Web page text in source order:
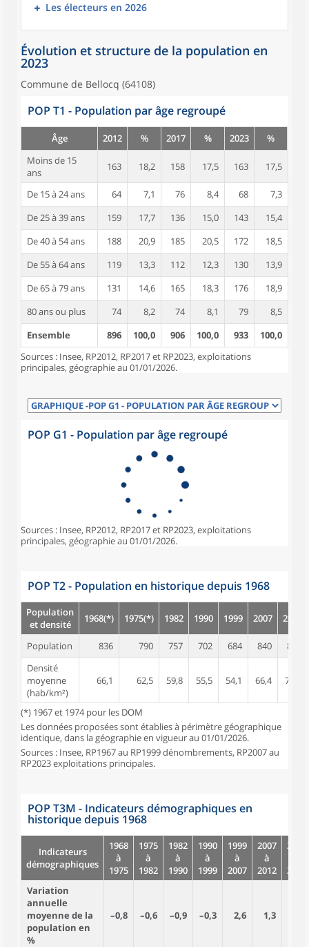
Les électeurs en 2026
Évolution et structure de la population en
2023
Commune de Bellocq (64108)
POP T1 - Population par âge regroupé
Âge 2012 % 2017 % 2023
%
Moins de 15
ans
163 18,2 158 17,5 163 17,5
De 15 à 24 ans 64 7,1 76 8,4 68
7,3
De 25 à 39 ans
159 17,7 136 15,0 143
15,4
De 40 à 54 ans
188 20,9 185 20,5 172
18,5
De 55 à 64 ans
119 13,3 112 12,3 130
13,9
De 65 à 79 ans
131 14,6 165 18,3 176
18,9
80 ans ou plus
74 8,2 74 8,1 79
8,5
Ensemble
896 100,0 906 100,0 933
100,0
Sources : Insee, RP2012, RP2017 et RP2023, exploitations
principales, géographie au 01/01/2026.
POP G1 - Population par âge regroupé
Sources : Insee, RP2012, RP2017 et RP2023, exploitations
principales, géographie au 01/01/2026.
POP T2 - Population en historique depuis 1968
Population
et densité
1968(*) 1975(*) 1982 1990 1999 2007 2012
Population 836 790 757 702 684 840
896
Densité
moyenne
(hab/km²)
66,1 62,5 59,8 55,5 54,1 66,4 70,8
(*) 1967 et 1974 pour les DOM
Les données proposées sont établies à périmètre géographique
identique, dans la géographie en vigueur au 01/01/2026.
Sources : Insee, RP1967 au RP1999 dénombrements, RP2007 au
RP2023 exploitations principales.
POP T3M - Indicateurs démographiques en
historique depuis 1968
Indicateurs
démographiques
1968
à
1975
1975
à
1982
1982
à
1990
1990
à
1999
1999
à
2007
2007
à
2012
2012
2017
Variation
annuelle
moyenne de la
population en
%
–0,8 –0,6 –0,9 –0,3 2,6 1,3